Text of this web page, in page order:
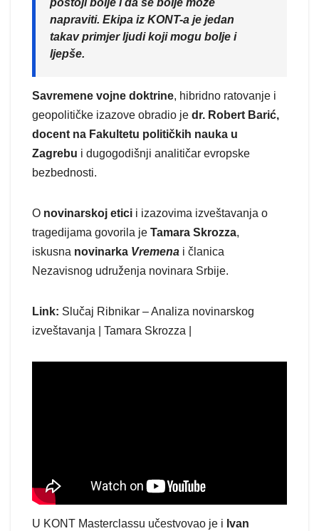
postoji bolje i da se bolje može
napraviti. Ekipa iz KONT-a je jedan
takav primjer ljudi koji mogu bolje i
ljepše.
Savremene vojne doktrine, hibridno ratovanje i
geopolitičke izazove obradio je dr. Robert Barić,
docent na Fakultetu političkih nauka u
Zagrebu i dugogodišnji analitičar evropske
bezbednosti.
O novinarskoj etici i izazovima izveštavanja o
tragedijama govorila je Tamara Skrozza,
iskusna novinarka Vremena i članica
Nezavisnog udruženja novinara Srbije.
Link: Slučaj Ribnikar – Analiza novinarskog
izveštavanja | Tamara Skrozza |
U KONT Masterclassu učestvovao je i Ivan